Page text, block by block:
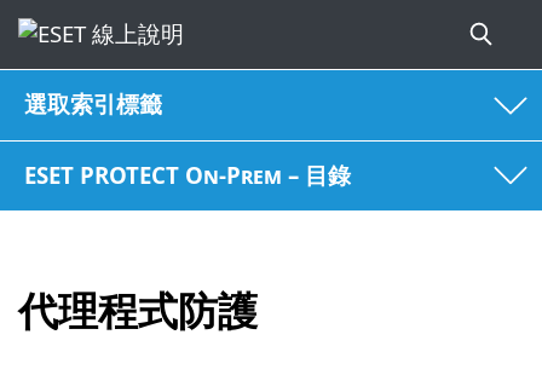
選取索引標籤
ESET PROTECT On-Prem – 目錄
代理程式防護